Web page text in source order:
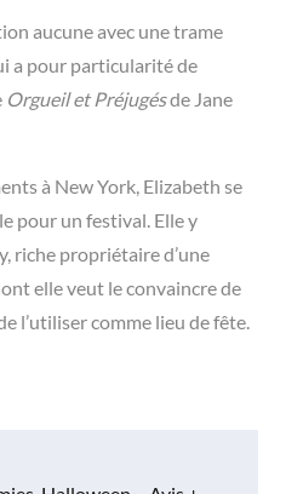
aucune avec une trame
a pour particularité de
Orgueil et Préjugésde Jane
à New York, Elizabeth se
pour un festival. Elle y
riche propriétaire d’une
elle veut le convaincre de
l’utiliser comme lieu de fête.